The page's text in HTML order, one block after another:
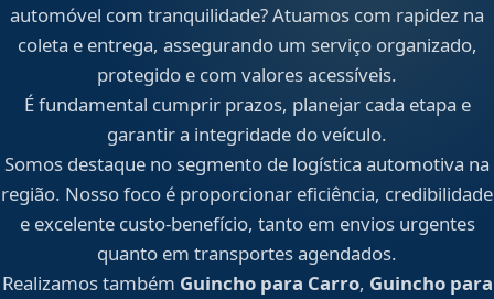
automóvel com tranquilidade? Atuamos com rapidez na
coleta e entrega, assegurando um serviço organizado,
protegido e com valores acessíveis.
É fundamental cumprir prazos, planejar cada etapa e
garantir a integridade do veículo.
Somos destaque no segmento de logística automotiva na
região. Nosso foco é proporcionar eficiência, credibilidade
e excelente custo-benefício, tanto em envios urgentes
quanto em transportes agendados.
Realizamos também Guincho para Carro, Guincho para